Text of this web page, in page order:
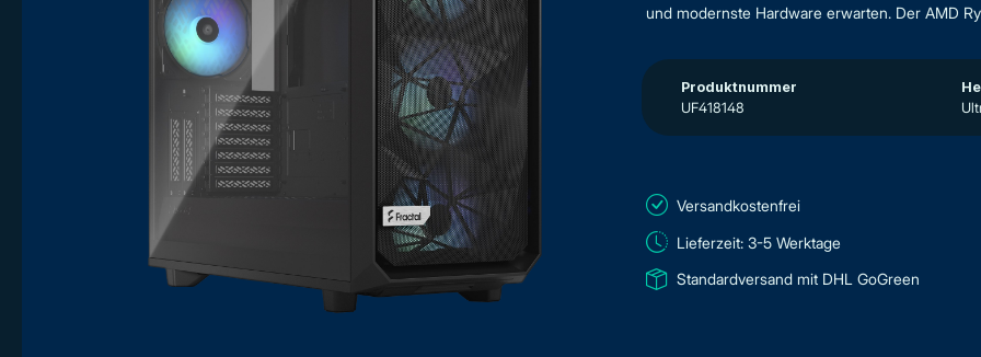
und modernste Hardware erwarten. Der AMD
Produktnummer
UF418148
Versandkostenfrei
Lieferzeit: 3-5 Werktage
Standardversand mit DHL GoGreen